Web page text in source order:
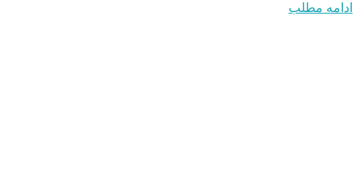
ادامه مطلب